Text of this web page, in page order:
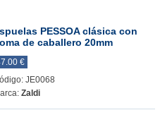
PESSOA clásica con
de caballero 20mm
€
JE0068
Zaldi